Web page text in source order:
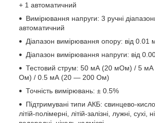
+ 1 автоматичний
Вимірювання напруги: 3 ручні
автоматичний
Діапазон вимірювання опору: від
Діапазон вимірювання напруги: від
Тестовий струм: 50 мА (20 мОм) / 5
Ом) / 0.5 мА (20 — 200 Ом)
Точність вимірювань: ± 0.5%
Підтримувані типи АКБ: свинцево-
літій-полімерні, літій-залізні, лужні, сухі,